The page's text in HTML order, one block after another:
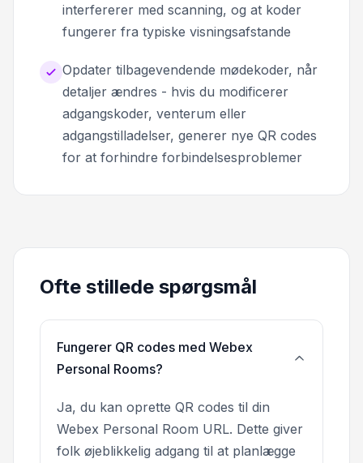
interfererer med scanning, og at koder
fungerer fra typiske visningsafstande
Opdater tilbagevendende mødekoder, når
detaljer ændres - hvis du modificerer
adgangskoder, venterum eller
adgangstilladelser, generer nye QR codes
for at forhindre forbindelsesproblemer
Ofte stillede spørgsmål
Fungerer QR codes med Webex
Personal Rooms?
Ja, du kan oprette QR codes til din
Webex Personal Room URL. Dette giver
folk øjeblikkelig adgang til at planlægge